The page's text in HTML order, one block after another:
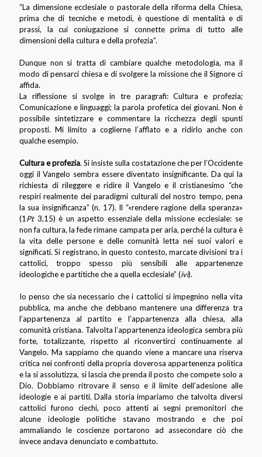
“La dimensione ecclesiale o pastorale della riforma della Chiesa,
prima che di tecniche e metodi, è questione di mentalità e di
prassi, la cui coniugazione si connette prima di tutto alle
dimensioni della cultura e della profezia”.
Dunque non si tratta di cambiare qualche metodologia, ma il
modo di pensarci chiesa e di svolgere la missione che il Signore ci
affida.
La riflessione si svolge in tre paragrafi: Cultura e profezia;
Comunicazione e linguaggi; la parola profetica dei giovani. Non è
possibile sintetizzare e commentare la ricchezza degli spunti
proposti. Mi limito a coglierne l’afflato e a ridirlo anche con
qualche esempio.
Cultura e profezia. Si insiste sulla costatazione che per l’Occidente
oggi il Vangelo sembra essere diventato insignificante. Da qui la
richiesta di rileggere e ridire il Vangelo e il cristianesimo “che
respiri realmente dei paradigmi culturali del nostro tempo, pena
la sua insignificanza” (n. 17). Il “«rendere ragione della speranza»
(1 Pt3,15) è un aspetto essenziale della missione ecclesiale: se
non fa cultura, la fede rimane campata per aria, perché la cultura è
la vita delle persone e delle comunità letta nei suoi valori e
significati. Si registrano, in questo contesto, marcate divisioni tra i
cattolici, troppo spesso più sensibili alle appartenenze
ideologiche e partitiche che a quella ecclesiale” (ivi).
Io penso che sia necessario che i cattolici si impegnino nella vita
pubblica, ma anche che debbano mantenere una differenza tra
l’appartenenza al partito e l’appartenenza alla chiesa, alla
comunità cristiana. Talvolta l’appartenenza ideologica sembra più
forte, totalizzante, rispetto al riconvertirci continuamente al
Vangelo. Ma sappiamo che quando viene a mancare una riserva
critica nei confronti della propria doverosa appartenenza politica
e la si assolutizza, si lascia che prenda il posto che compete solo a
Dio. Dobbiamo ritrovare il senso e il limite dell’adesione alle
ideologie e ai partiti. Dalla storia impariamo che talvolta diversi
cattolici furono ciechi, poco attenti ai segni premonitori che
alcune ideologie politiche stavano mostrando e che poi
ammaliando le coscienze portarono ad assecondare ciò che
invece andava denunciato e combattuto.